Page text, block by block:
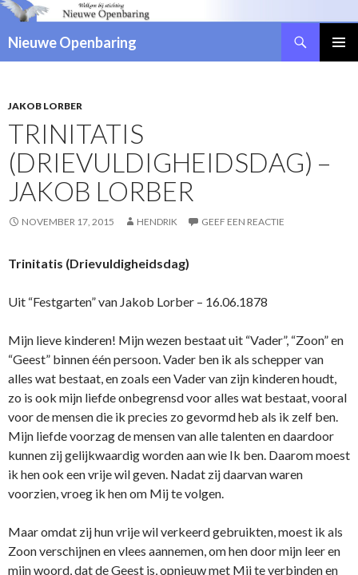
Nieuwe Openbaring
SPRINGEN
JAKOB LORBER
TRINITATIS
(DRIEVULDIGHEIDSDAG) –
JAKOB LORBER
NOVEMBER 17, 2015 HENDRIK GEEF EEN REACTIE
Trinitatis (Drievuldigheidsdag)
Uit “Festgarten” van Jakob Lorber – 16.06.1878
Mijn lieve kinderen! Mijn wezen bestaat uit “Vader”, “Zoon” en
“Geest” binnen één persoon. Vader ben ik als schepper van
alles wat bestaat, en zoals een Vader van zijn kinderen houdt,
zo is ook mijn liefde onbegrensd voor alles wat bestaat, vooral
voor de mensen die ik precies zo gevormd heb als ik zelf ben.
Mijn liefde voorzag de mensen van alle talenten en daardoor
kunnen zij gelijkwaardig worden aan wie Ik ben. Daarom moest
ik hen ook een vrije wil geven. Nadat zij daarvan waren
voorzien, vroeg ik hen om Mij te volgen.
Maar omdat zij hun vrije wil verkeerd gebruikten, moest ik als
Zoon verschijnen en vlees aannemen, om hen door mijn leer en
mijn woord, dat de Geest is, opnieuw met Mij te verbinden en